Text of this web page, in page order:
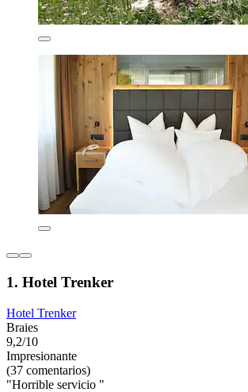
1. Hotel Trenker
Hotel Trenker
Braies
9,2/10
Impresionante
(37 comentarios)
"Horrible servicio "